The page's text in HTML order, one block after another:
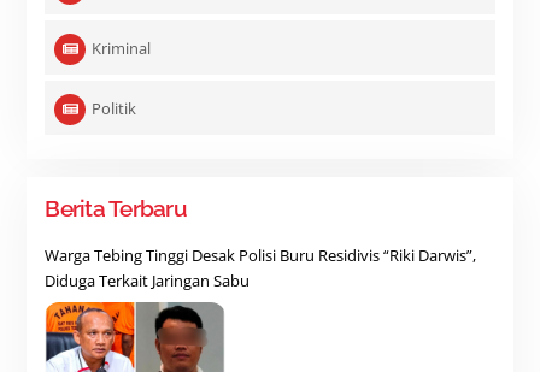
Kriminal
Politik
Berita Terbaru
Warga Tebing Tinggi Desak Polisi Buru Residivis “Riki Darwis”,
Diduga Terkait Jaringan Sabu